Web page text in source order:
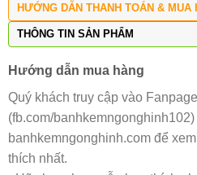
HƯỚNG DẪN THANH TOÁN & MUA
THÔNG TIN SẢN PHẨM
Hướng dẫn mua hàng
Quý khách truy cập vào
(fb.com/
banhkemngonghinh.com để
thích nhất.